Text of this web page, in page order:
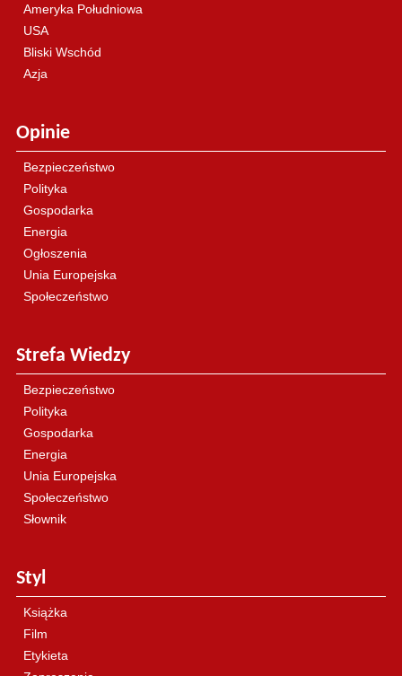
Ameryka Południowa
USA
Bliski Wschód
Azja
Opinie
Bezpieczeństwo
Polityka
Gospodarka
Energia
Ogłoszenia
Unia Europejska
Społeczeństwo
Strefa Wiedzy
Bezpieczeństwo
Polityka
Gospodarka
Energia
Unia Europejska
Społeczeństwo
Słownik
Styl
Książka
Film
Etykieta